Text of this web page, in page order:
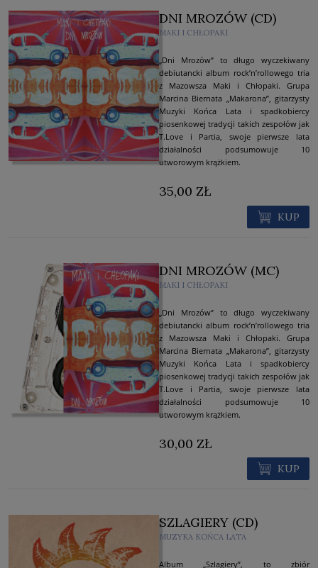
DNI MROZÓW (CD)
MAKI I CHŁOPAKI
„Dni Mrozów” to długo wyczekiwany
debiutancki album rock’n’rollowego tria
z Mazowsza Maki i Chłopaki. Grupa
Marcina Biernata „Makarona”, gitarzysty
Muzyki Końca Lata i spadkobiercy
piosenkowej tradycji takich zespołów jak
T.Love i Partia, swoje pierwsze lata
działalności podsumowuje 10
utworowym krążkiem.
35,00 ZŁ
KUP
DNI MROZÓW (MC)
MAKI I CHŁOPAKI
„Dni Mrozów” to długo wyczekiwany
debiutancki album rock’n’rollowego tria
z Mazowsza Maki i Chłopaki. Grupa
Marcina Biernata „Makarona”, gitarzysty
Muzyki Końca Lata i spadkobiercy
piosenkowej tradycji takich zespołów jak
T.Love i Partia, swoje pierwsze lata
działalności podsumowuje 10
utworowym krążkiem.
30,00 ZŁ
KUP
SZLAGIERY (CD)
MUZYKA KOŃCA LATA
Album „Szlagiery”, to zbiór